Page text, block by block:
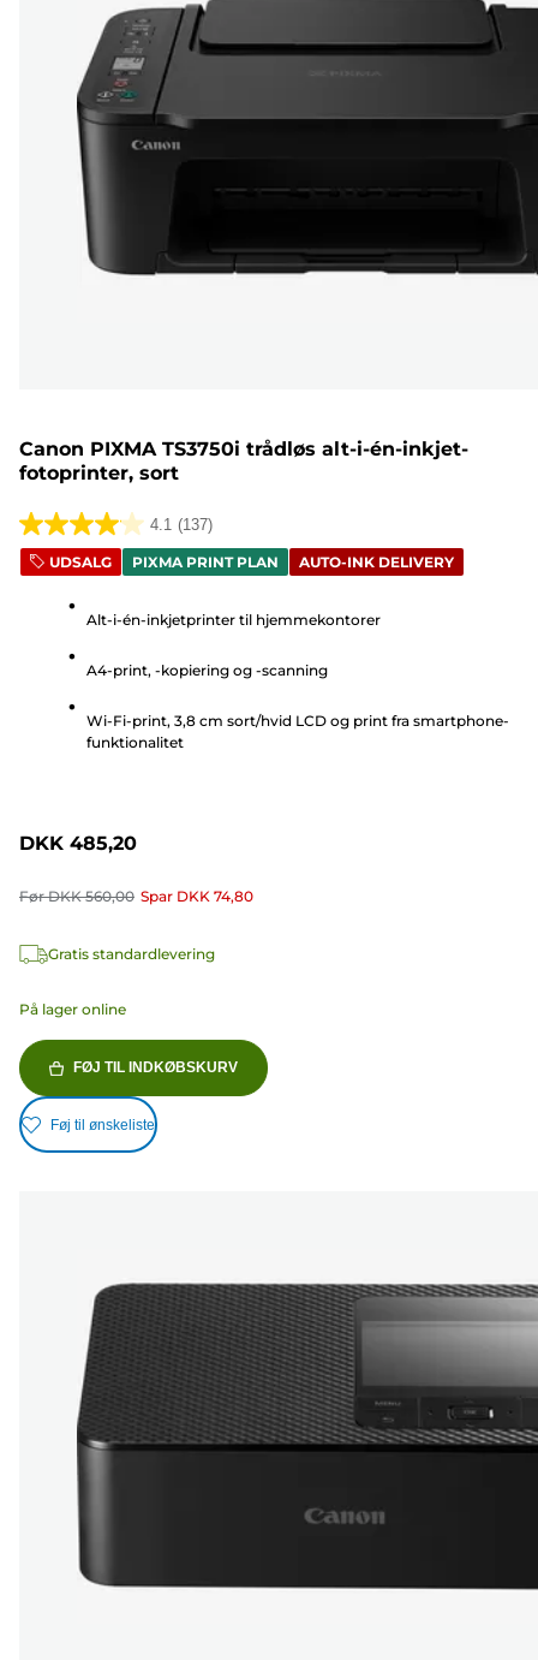
Canon PIXMA TS3750i trådløs alt-i-én-inkjet-
fotoprinter, sort
4.1 (137)
4.1
ud
stjerner.
anmeldelser
UDSALG PIXMA PRINT PLAN AUTO-INK DELIVERY
Alt-i-én-inkjetprinter til hjemmekontorer
A4-print, -kopiering og -scanning
Wi-Fi-print, 3,8 cm sort/hvid LCD og print fra smartphone-
funktionalitet
DKK 485,20
FørDKK 560,00 Spar DKK 74,80
Gratis standardlevering
På lager online
FØJ TIL INDKØBSKURV
Føj til ønskeliste